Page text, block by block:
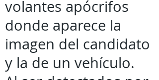
volantes apócrifos
donde aparece la
imagen del candidato
y la de un vehículo.